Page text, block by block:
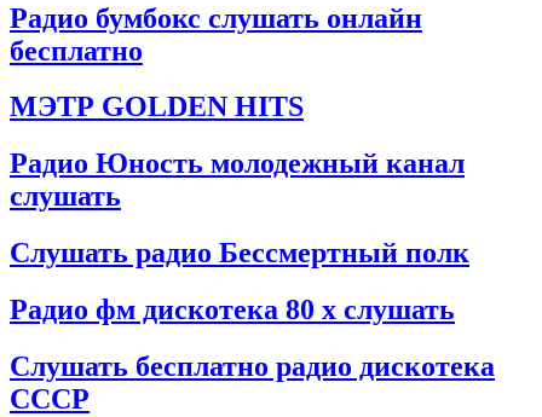
Радио бумбокс слушать онлайн
бесплатно
МЭТР GOLDEN HITS
Радио Юность молодежный канал
слушать
Слушать радио Бессмертный полк
Радио фм дискотека 80 х слушать
Слушать бесплатно радио дискотека
СССР